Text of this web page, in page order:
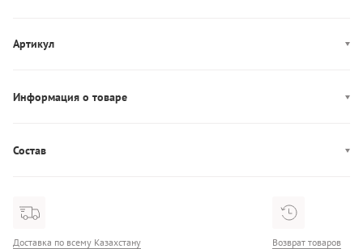
Артикул
Информация о товаре
Состав
Доставка по всему Казахстану
Возврат товаров